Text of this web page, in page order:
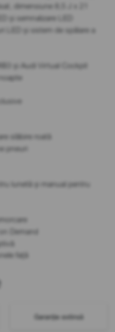
dimensiune 8,5 J x 21
și semnalizare LED
LED și sistem de spălare a
și Audi Virtual Cockpit
slăbire roată
pneuri
lunetă și manual pentru
Demand
față
Garanție extinsă